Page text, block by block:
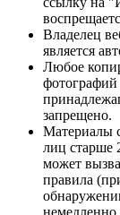
Владелец
является
Любое
фотографий
запрещено.
Материалы
лиц старше
может
правила